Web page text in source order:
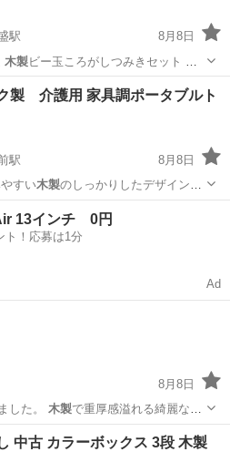
駅
8月8日
木製ビー玉ころがしつみきセット 多
おもちゃ
製 介護用 家具調ポータブルト
駅
8月8日
すい木製のしっかりしたデザイン
その他
13インチ 0円
ト！応募は1分
Ad
8月8日
した。 木製で重厚感溢れる綺麗な牛
の他
中古 カラーボックス 3段 木製